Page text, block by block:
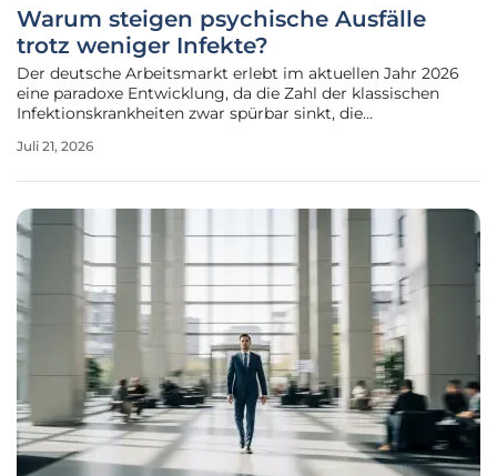
Warum steigen psychische Ausfälle
trotz weniger Infekte?
Der deutsche Arbeitsmarkt erlebt im aktuellen Jahr 2026
eine paradoxe Entwicklung, da die Zahl der klassischen
Infektionskrankheiten zwar spürbar sinkt, die
einem besorgniserregend hohen Niveau verharren.
Juli 21, 2026